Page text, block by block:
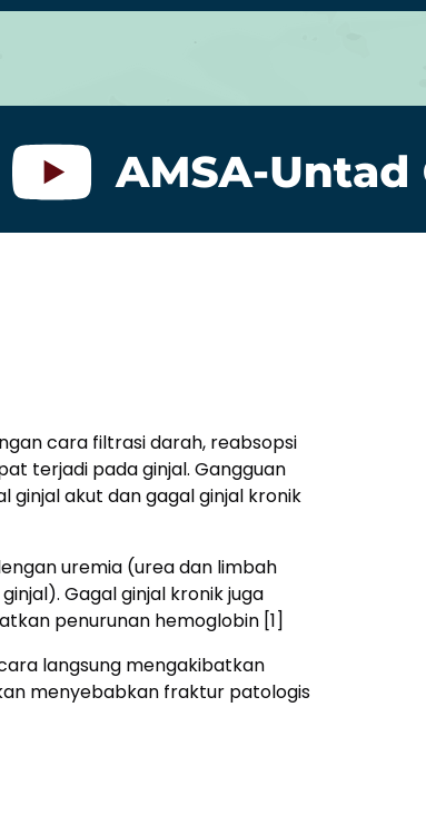
cara filtrasi darah, reabsopsi
terjadi pada ginjal. Gangguan
ginjal akut dan gagal ginjal kronik
uremia (urea dan limbah
Gagal ginjal kronik juga
penurunan hemoglobin [1]
langsung mengakibatkan
menyebabkan fraktur patologis